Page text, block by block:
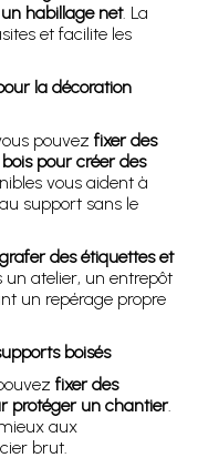
habillage net. La
et facilite les
la décoration
pouvez fixer des
pour créer des
vous aident à
support sans le
des étiquettes et
atelier, un entrepôt
un repérage propre
boisés
fixer des
protéger un chantier.
aux
brut.